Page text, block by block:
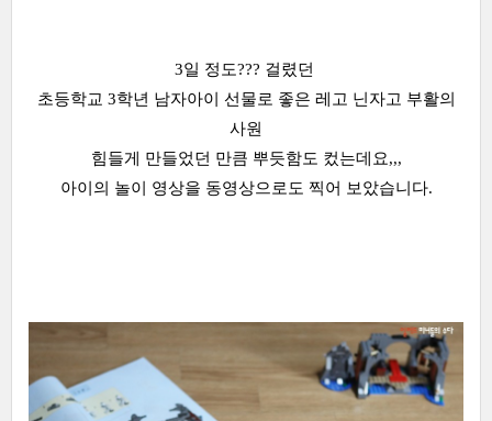
3일 정도??? 걸렸던
초등학교 3학년 남자아이 선물로 좋은 레고 닌자고 부활의
사원
힘들게 만들었던 만큼 뿌듯함도 컸는데요,,,
아이의 놀이 영상을 동영상으로도 찍어 보았습니다.